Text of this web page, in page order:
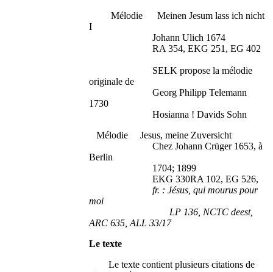
Mélodie Meinen Jesum lass ich nicht
I
Johann Ulich 1674
RA 354, EKG 251, EG 402
SELK propose la mélodie
originale de
Georg Philipp Telemann
1730
Hosianna ! Davids Sohn
Mélodie Jesus, meine Zuversicht
Chez Johann Crüger 1653, à
Berlin
1704; 1899
EKG 330RA 102, EG 526,
fr. : Jésus, qui mourus pour
moi
LP 136, NCTC deest,
ARC 635, ALL 33/17
Le texte
Le texte contient plusieurs citations de